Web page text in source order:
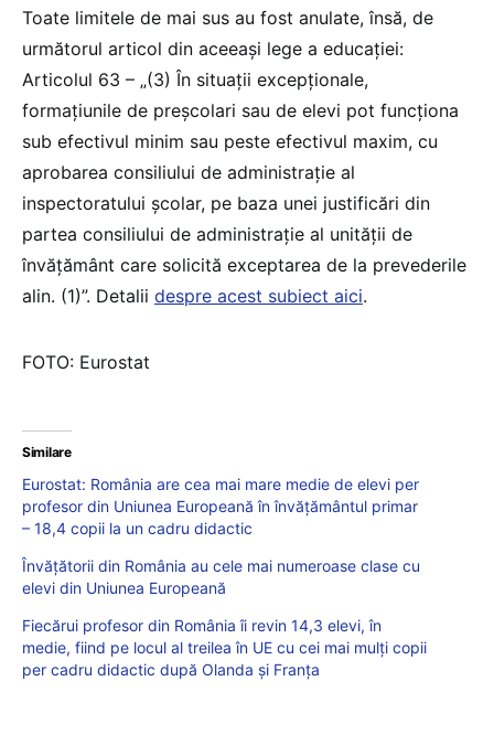
Toate limitele de mai sus au fost anulate, însă, de
următorul articol din aceeași lege a educației:
Articolul 63 – „(3) În situații excepționale,
formațiunile de preșcolari sau de elevi pot funcționa
sub efectivul minim sau peste efectivul maxim, cu
aprobarea consiliului de administrație al
inspectoratului școlar, pe baza unei justificări din
partea consiliului de administrație al unității de
învățământ care solicită exceptarea de la prevederile
alin. (1)”. Detalii despre acest subiect aici.
FOTO: Eurostat
Similare
Eurostat: România are cea mai mare medie de elevi per
profesor din Uniunea Europeană în învățământul primar
– 18,4 copii la un cadru didactic
Învățătorii din România au cele mai numeroase clase cu
elevi din Uniunea Europeană
Fiecărui profesor din România îi revin 14,3 elevi, în
medie, fiind pe locul al treilea în UE cu cei mai mulți copii
per cadru didactic după Olanda și Franța